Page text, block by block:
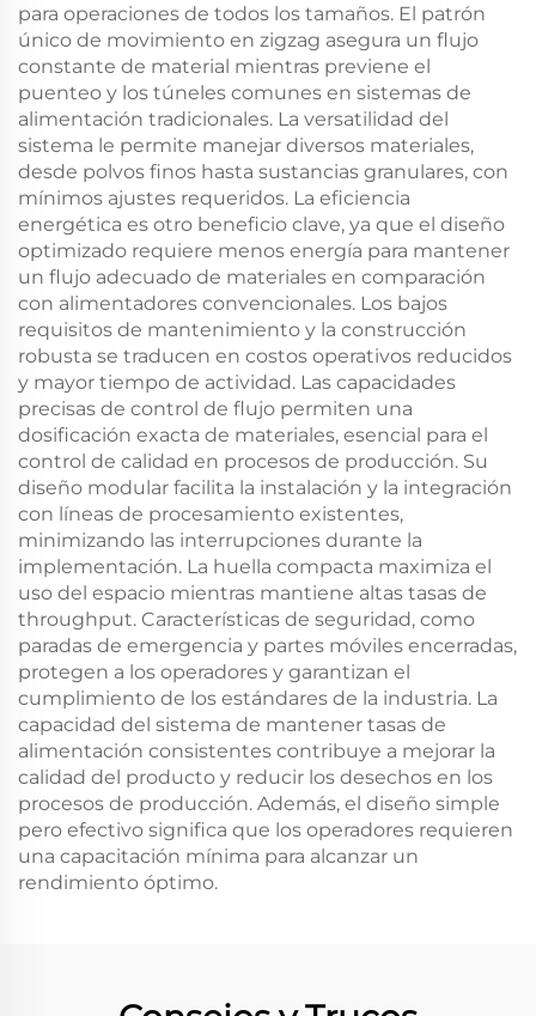
para operaciones de todos los tamaños. El patrón
único de movimiento en zigzag asegura un flujo
constante de material mientras previene el
puenteo y los túneles comunes en sistemas de
alimentación tradicionales. La versatilidad del
sistema le permite manejar diversos materiales,
desde polvos finos hasta sustancias granulares, con
mínimos ajustes requeridos. La eficiencia
energética es otro beneficio clave, ya que el diseño
optimizado requiere menos energía para mantener
un flujo adecuado de materiales en comparación
con alimentadores convencionales. Los bajos
requisitos de mantenimiento y la construcción
robusta se traducen en costos operativos reducidos
y mayor tiempo de actividad. Las capacidades
precisas de control de flujo permiten una
dosificación exacta de materiales, esencial para el
control de calidad en procesos de producción. Su
diseño modular facilita la instalación y la integración
con líneas de procesamiento existentes,
minimizando las interrupciones durante la
implementación. La huella compacta maximiza el
uso del espacio mientras mantiene altas tasas de
throughput. Características de seguridad, como
paradas de emergencia y partes móviles encerradas,
protegen a los operadores y garantizan el
cumplimiento de los estándares de la industria. La
capacidad del sistema de mantener tasas de
alimentación consistentes contribuye a mejorar la
calidad del producto y reducir los desechos en los
procesos de producción. Además, el diseño simple
pero efectivo significa que los operadores requieren
una capacitación mínima para alcanzar un
rendimiento óptimo.